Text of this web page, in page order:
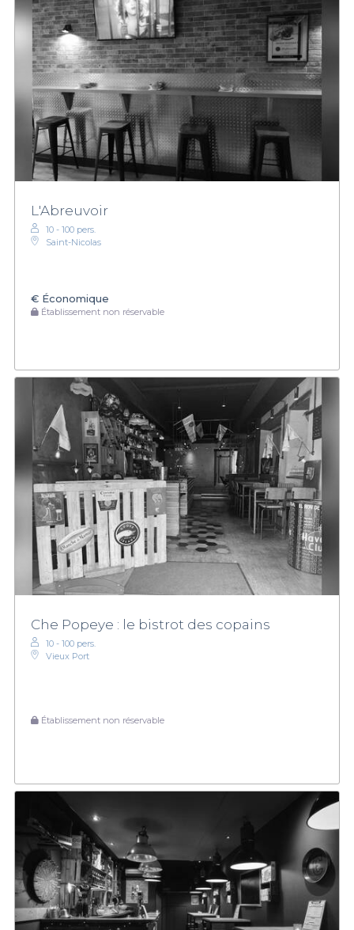
L'Abreuvoir
10 - 100 pers.
Saint-Nicolas
€ Économique
Établissement non réservable
Che Popeye : le bistrot des copains
10 - 100 pers.
Vieux Port
Établissement non réservable